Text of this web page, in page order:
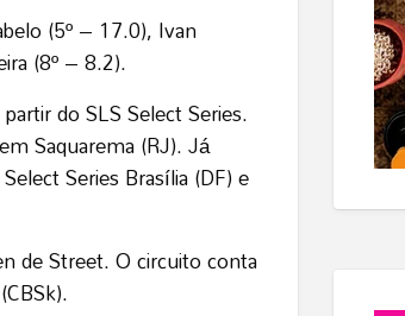
(5º – 17.0), Ivan
(8º – 8.2).
do SLS Select Series.
Saquarema (RJ). Já
Series Brasília (DF) e
de Street. O circuito conta